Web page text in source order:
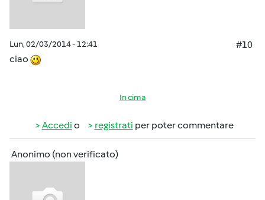
Lun, 02/03/2014 - 12:41
#10
ciao
In cima
Accedi o registrati per poter commentare
Anonimo (non verificato)